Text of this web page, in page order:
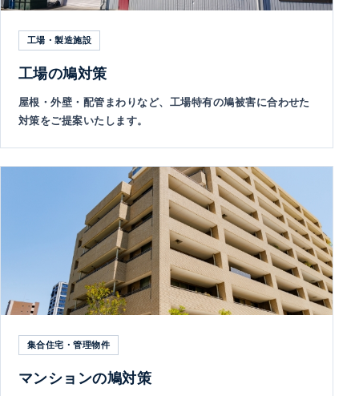
工場・製造施設
工場の鳩対策
屋根・外壁・配管まわりなど、工場特有の鳩被害に合わせた
対策をご提案いたします。
集合住宅・管理物件
マンションの鳩対策